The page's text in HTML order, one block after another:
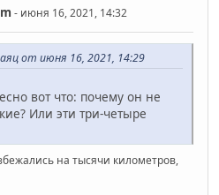
- июня 16, 2021, 14:32
от июня 16, 2021, 14:29
вот что: почему он не
Или эти три-четыре
на тысячи километров,